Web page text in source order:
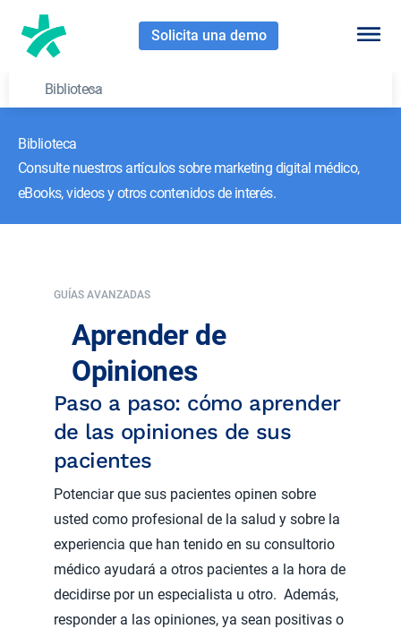
Solicita una demo
Biblioteca
Biblioteca
Consulte nuestros artículos sobre marketing digital médico,
eBooks, videos y otros contenidos de interés.
GUÍAS AVANZADAS
Aprender de
Opiniones
Paso a paso: cómo aprender
de las opiniones de sus
pacientes
Potenciar que sus pacientes opinen sobre
usted como profesional de la salud y sobre la
experiencia que han tenido en su consultorio
médico ayudará a otros pacientes a la hora de
decidirse por un especialista u otro. Además,
responder a las opiniones, ya sean positivas o